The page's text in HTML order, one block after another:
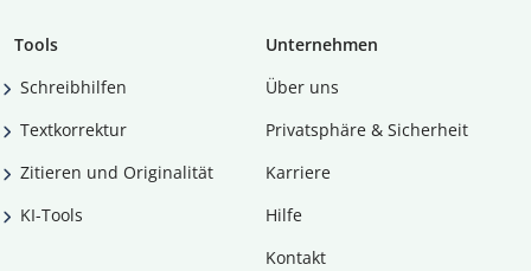
Tools
Schreibhilfen
Textkorrektur
Zitieren und Originalität
KI-Tools
Unternehmen
Über uns
Privatsphäre & Sicherheit
Karriere
Hilfe
Kontakt